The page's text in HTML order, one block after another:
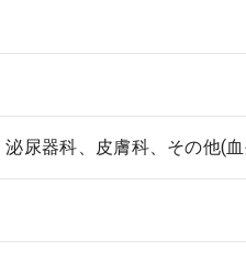
尿器科、皮膚科、その他(